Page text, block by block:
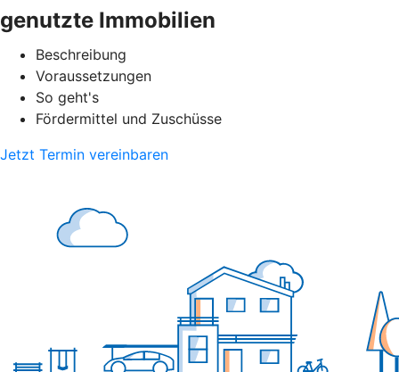
genutzte Immobilien
Beschreibung
Voraussetzungen
So geht's
Fördermittel und Zuschüsse
Jetzt Termin vereinbaren